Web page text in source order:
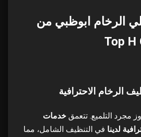
الرخام ابوظبي من
مجرد التلميع. تتعمق خدمات
لدينا في التنظيف الشامل، مما